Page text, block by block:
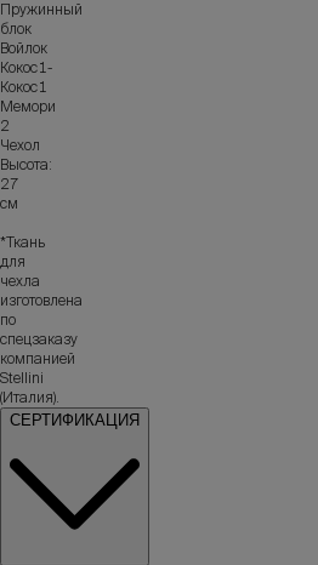
Пружинный
блок
Войлок
Кокос1-
Кокос1
Мемори
2
Чехол
Высота:
27
см
*Ткань
для
чехла
изготовлена
по
спецзаказу
компанией
Stellini
(Италия).
СЕРТИФИКАЦИЯ